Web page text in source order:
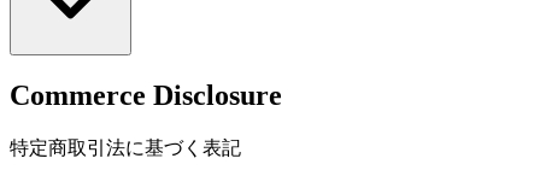
Commerce Disclosure
特定商取引法に基づく表記